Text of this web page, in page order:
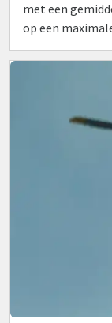
met een
op een